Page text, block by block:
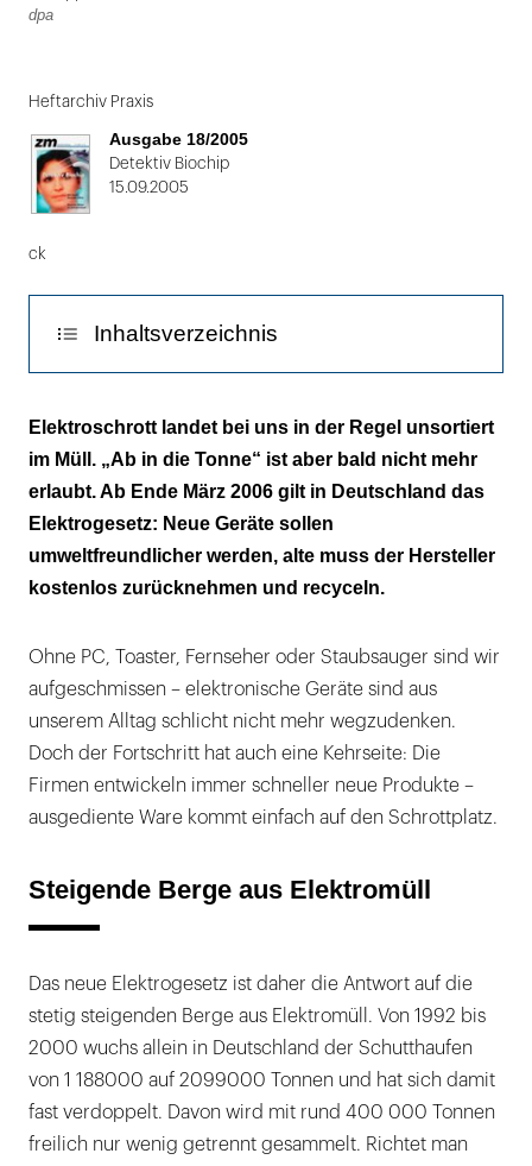
dpa
1
von
2
Heftarchiv Praxis
Ausgabe 18/2005
Detektiv Biochip
15.09.2005
ck
Inhaltsverzeichnis
Steigende Berge aus Elektromüll
Die Wirtschaft in der Pflicht
Brüssel setzt auf Kompromisse
Elektroschrott landet bei uns in der Regel unsortiert
im Müll. „Ab in die Tonne“ ist aber bald nicht mehr
erlaubt. Ab Ende März 2006 gilt in Deutschland das
Elektrogesetz: Neue Geräte sollen
umweltfreundlicher werden, alte muss der Hersteller
kostenlos zurücknehmen und recyceln.
Ohne PC, Toaster, Fernseher oder Staubsauger sind wir
aufgeschmissen – elektronische Geräte sind aus
unserem Alltag schlicht nicht mehr wegzudenken.
Doch der Fortschritt hat auch eine Kehrseite: Die
Firmen entwickeln immer schneller neue Produkte –
ausgediente Ware kommt einfach auf den Schrottplatz.
Steigende Berge aus Elektromüll
Das neue Elektrogesetz ist daher die Antwort auf die
stetig steigenden Berge aus Elektromüll. Von 1992 bis
2000 wuchs allein in Deutschland der Schutthaufen
von 1 188000 auf 2099000 Tonnen und hat sich damit
fast verdoppelt. Davon wird mit rund 400 000 Tonnen
freilich nur wenig getrennt gesammelt. Richtet man